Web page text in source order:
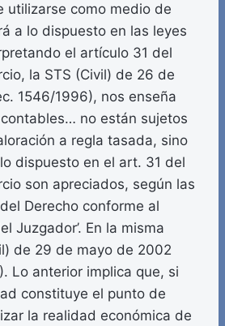
utilizarse como medio de
a lo dispuesto en las leyes
el artículo 31 del
la STS (Civil) de 26 de
1546/1996), nos enseña
contables… no están sujetos
a regla tasada, sino
dispuesto en el art. 31 del
son apreciados, según las
Derecho conforme al
Juzgador’. En la misma
de 29 de mayo de 2002
Lo anterior implica que, si
constituye el punto de
la realidad económica de